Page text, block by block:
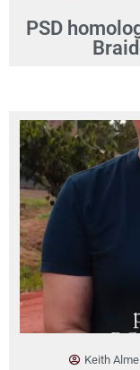
PSD
Keith